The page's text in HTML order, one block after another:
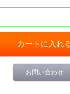
お問い合わせ